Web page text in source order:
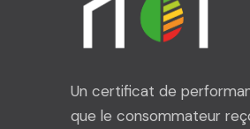
Un certificat de
que le consommateur